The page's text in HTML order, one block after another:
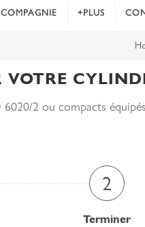
COMPAGNIE +PLUS
VOTRE
2 ou compacts
2
Terminer